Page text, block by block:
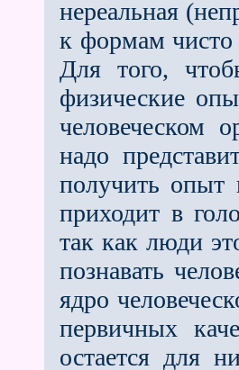
нереальная
к формам чисто
Для того,
физические
человеческом
надо
получить опыт
приходит в
так как люди
познавать
ядро
первичных
остается для